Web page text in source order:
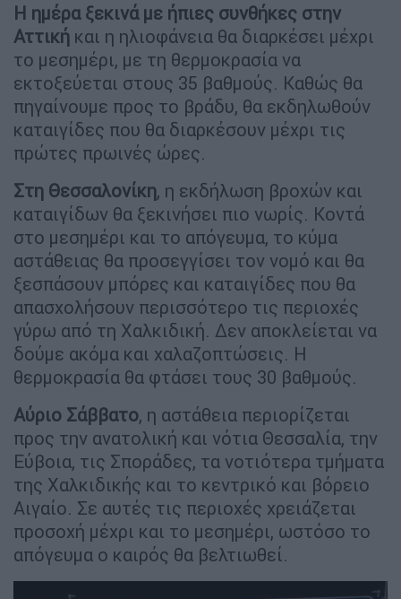
Η ημέρα ξεκινά με ήπιες συνθήκες στην
Αττική και η ηλιοφάνεια θα διαρκέσει μέχρι
το μεσημέρι, με τη θερμοκρασία να
εκτοξεύεται στους 35 βαθμούς. Καθώς θα
πηγαίνουμε προς το βράδυ, θα εκδηλωθούν
καταιγίδες που θα διαρκέσουν μέχρι τις
πρώτες πρωινές ώρες.
Στη Θεσσαλονίκη, η εκδήλωση βροχών και
καταιγίδων θα ξεκινήσει πιο νωρίς. Κοντά
στο μεσημέρι και το απόγευμα, το κύμα
αστάθειας θα προσεγγίσει τον νομό και θα
ξεσπάσουν μπόρες και καταιγίδες που θα
απασχολήσουν περισσότερο τις περιοχές
γύρω από τη Χαλκιδική. Δεν αποκλείεται να
δούμε ακόμα και χαλαζοπτώσεις. Η
θερμοκρασία θα φτάσει τους 30 βαθμούς.
Αύριο Σάββατο, η αστάθεια περιορίζεται
προς την ανατολική και νότια Θεσσαλία, την
Εύβοια, τις Σποράδες, τα νοτιότερα τμήματα
της Χαλκιδικής και το κεντρικό και βόρειο
Αιγαίο. Σε αυτές τις περιοχές χρειάζεται
προσοχή μέχρι και το μεσημέρι, ωστόσο το
απόγευμα ο καιρός θα βελτιωθεί.